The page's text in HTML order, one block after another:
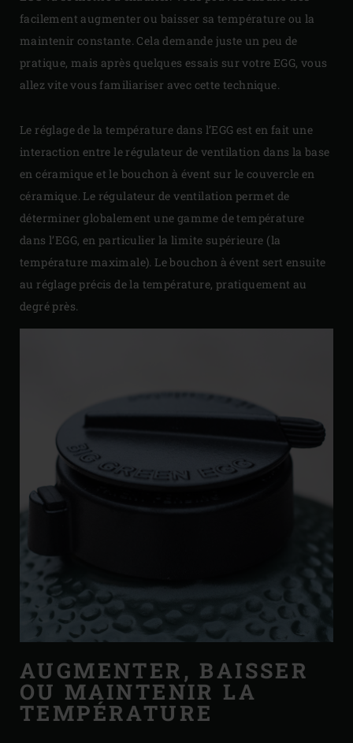
facilement augmenter ou baisser sa température ou la
maintenir constante. Cela demande juste un peu de
pratique, mais après quelques essais sur votre EGG, vous
allez vite vous familiariser avec cette technique.
Le réglage de la température dans l’EGG est en fait une
interaction entre le régulateur de ventilation dans la base
en céramique et le bouchon à évent sur le couvercle en
céramique. Le régulateur de ventilation permet de
déterminer globalement une gamme de température
dans l’EGG, en particulier la limite supérieure (la
température maximale). Le bouchon à évent sert ensuite
au réglage précis de la température, pratiquement au
degré près.
AUGMENTER, BAISSER
OU MAINTENIR LA
TEMPÉRATURE